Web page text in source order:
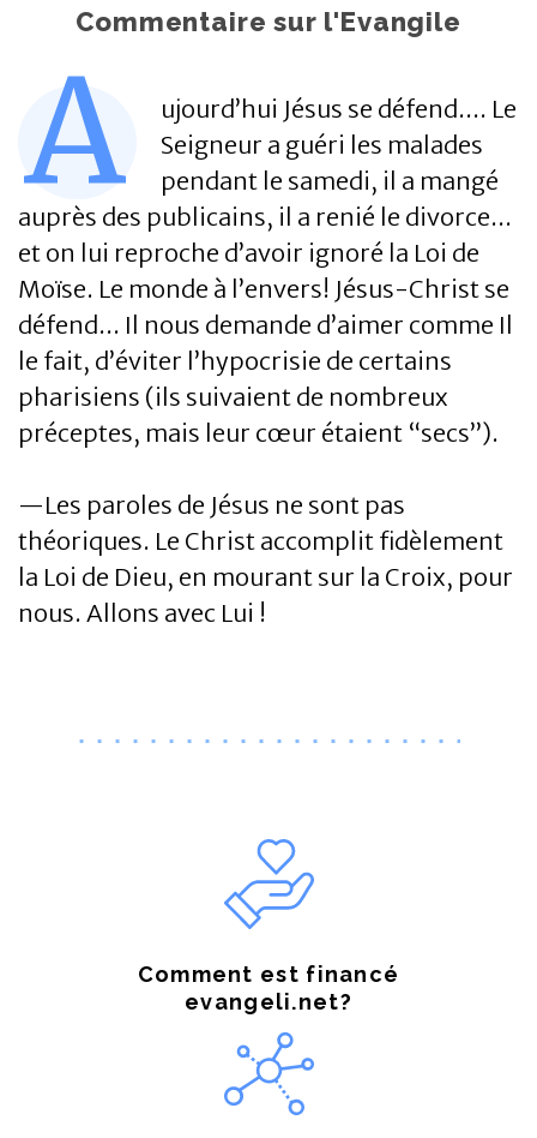
Commentaire sur l'Evangile
A
ujourd’hui Jésus se défend.... Le
Seigneur a guéri les malades
pendant le samedi, il a mangé
auprès des publicains, il a renié le divorce...
et on lui reproche d’avoir ignoré la Loi de
Moïse. Le monde à l’envers! Jésus-Christ se
défend... Il nous demande d’aimer comme Il
le fait, d’éviter l’hypocrisie de certains
pharisiens (ils suivaient de nombreux
préceptes, mais leur cœur étaient “secs”).
—Les paroles de Jésus ne sont pas
théoriques. Le Christ accomplit fidèlement
la Loi de Dieu, en mourant sur la Croix, pour
nous. Allons avec Lui !
Comment est financé
evangeli.net?